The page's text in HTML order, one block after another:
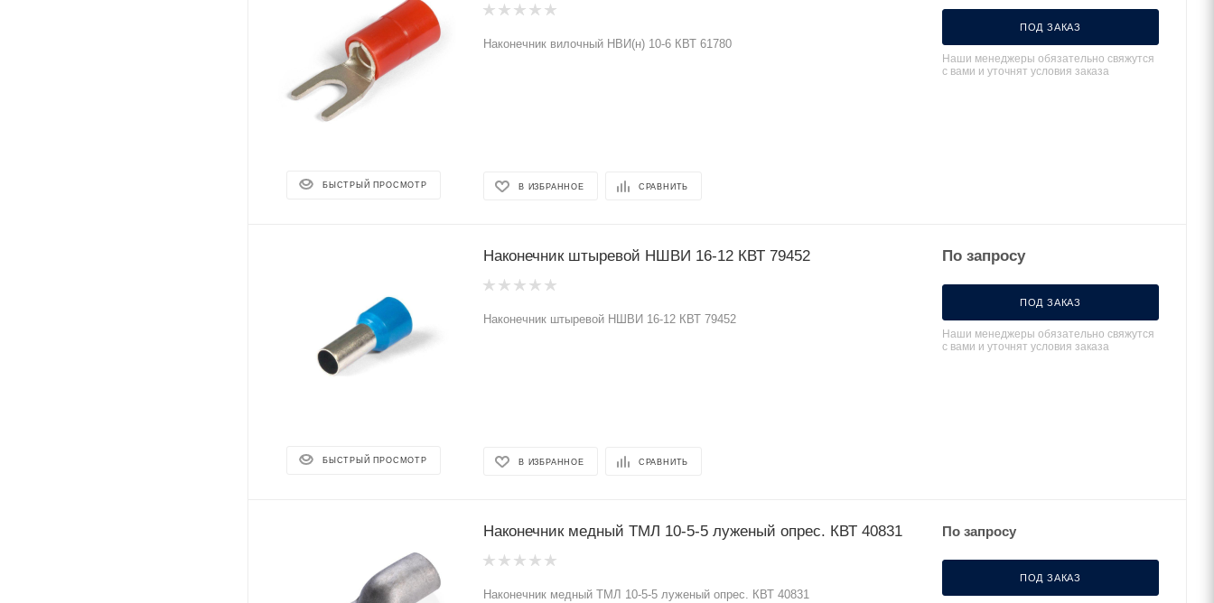
БЫСТРЫЙ ПРОСМОТР
Наконечник вилочный НВИ(н) 10-6 КВТ 61780
В ИЗБРАННОЕ СРАВНИТЬ
ПОД ЗАКАЗ
Наши менеджеры обязательно свяжутся
с вами и уточнят условия заказа
БЫСТРЫЙ ПРОСМОТР
Наконечник штыревой НШВИ 16-12 КВТ 79452
Наконечник штыревой НШВИ 16-12 КВТ 79452
В ИЗБРАННОЕ СРАВНИТЬ
По запросу
ПОД ЗАКАЗ
Наши менеджеры обязательно свяжутся
с вами и уточнят условия заказа
Наконечник медный ТМЛ 10-5-5 луженый опрес. КВТ 40831
Наконечник медный ТМЛ 10-5-5 луженый опрес. КВТ 40831
По запросу
ПОД ЗАКАЗ